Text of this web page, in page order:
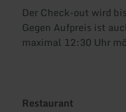
Der Check-out wird
Gegen Aufpreis ist
maximal 12:30 Uhr
Restaurant